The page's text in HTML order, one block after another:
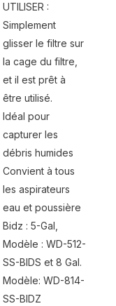
UTILISER :
Simplement
glisser le filtre sur
la cage du filtre,
et il est prêt à
être utilisé.
Idéal pour
capturer les
débris humides
Convient à tous
les aspirateurs
eau et poussière
Bidz : 5-Gal,
Modèle : WD-512-
SS-BIDS et 8 Gal.
Modèle: WD-814-
SS-BIDZ